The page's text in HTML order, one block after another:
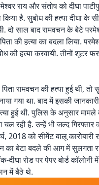
राय और संतोष को दीघा
है. सुबोध की हत्या दीघा के
दो साल बाद रामवचन के बेटे
की हत्या का बदला लिया.
की हत्या करवायी. तीनों शूटर
रामवचन की हत्या हुई थी, तो
गया था. बाद में इसकी
हुई थी. पुलिस के अनुसार मामले
रही है. उन्हें भी जल्द गिरफ्तार
को सीमेंट बालू कारोबारी
का बेटा बदले की आग में सुलगता
रोड पर पेपर बोर्ड कॉलाेनी
में बैठे थे.